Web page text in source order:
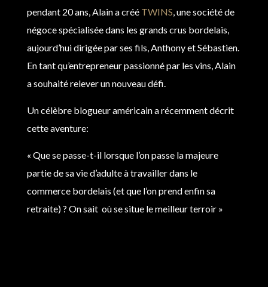
pendant 20 ans, Alain a créé TWINS , une société de
négoce spécialisée dans les grands crus bordelais,
aujourd’hui dirigée par ses fils, Anthony et Sébastien.
En tant qu’entrepreneur passionné par les vins, Alain
a souhaité relever un nouveau défi.
Un célèbre blogueur américain a récemment décrit
cette aventure:
« Que se passe-t-il lorsque l’on passe la majeure
partie de sa vie d’adulte à travailler dans le
commerce bordelais (et que l’on prend enfin sa
retraite) ? On sait où se situe le meilleur terroir »